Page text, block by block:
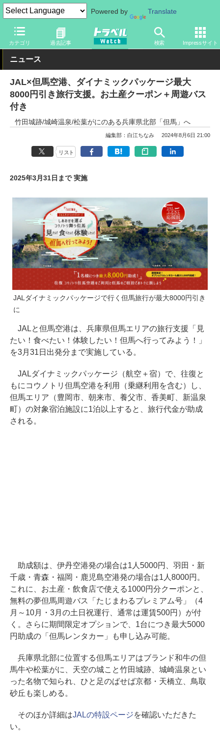
Powered by Translate
カテゴリ 過去記事 検索 Impressサイト
トラベル Watch 地域 国内旅行 兵庫
ニュース
JAL×但馬空港、ダイナミックパッケージ最大
8000円引き旅行支援。お土産クーポン＋周遊バス
付き
竹田城跡/城崎温泉/松葉がにのある兵庫県北部「但馬」へ
編集部：白江ちなみ 2024年8月6日 21:00
リスト
2025年3月31日まで 実施
JALダイナミックパッケージで行く但馬旅行が最大8000円引き
に
JALと但馬空港は、兵庫県但馬エリアの旅行支援「見
たい！食べたい！体験したい！但馬へ行ってみよう！」
を3月31日出発分まで実施している。
JALダイナミックパッケージ（航空＋宿）で、往復と
もにコウノトリ但馬空港を利用（乗継利用を含む）し、
但馬エリア（豊岡市、朝来市、養父市、香美町、新温泉
町）の対象宿泊施設に1泊以上すると、旅行代金が助成
される。
助成額は、伊丹空港発の場合は1人5000円、羽田・新
千歳・青森・福岡・鹿児島空港発の場合は1人8000円。
これに、お土産・飲食店で使える1000円分クーポンと、
無料の夢但馬周遊バス「たじまわるプレミアム号」（4
月～10月・3月の土日祝運行、通常は運賃500円）が付
く。さらに期間限定オプションで、1台につき最大5000
円助成の「但馬レンタカー」も申し込み可能。
兵庫県北部に位置する但馬エリアはブランド和牛の但
馬牛や松葉がに、天空の城こと竹田城跡、城崎温泉とい
った名物で知られ、ひと足のばせば京都・天橋立、鳥取
砂丘も楽しめる。
そのほか詳細はJALの特設ページを確認いただきた
い。